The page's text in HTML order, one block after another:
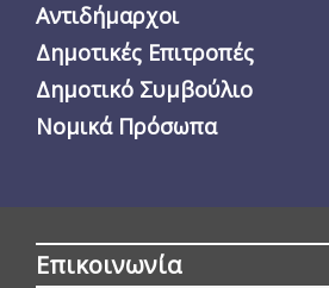
Αντιδήμαρχοι
Δημοτικές Επιτροπές
Δημοτικό Συμβούλιο
Νομικά Πρόσωπα
Επικοινωνία